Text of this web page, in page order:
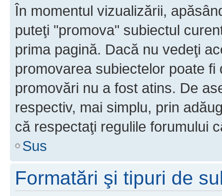
În momentul vizualizării,
puteţi "promova" subiectul
prima pagină. Dacă nu vedeţi
promovarea subiectelor poate
promovări nu a fost atins. De
respectiv, mai simplu, prin
că respectaţi regulile forumului
Sus
Formatări şi tipuri de